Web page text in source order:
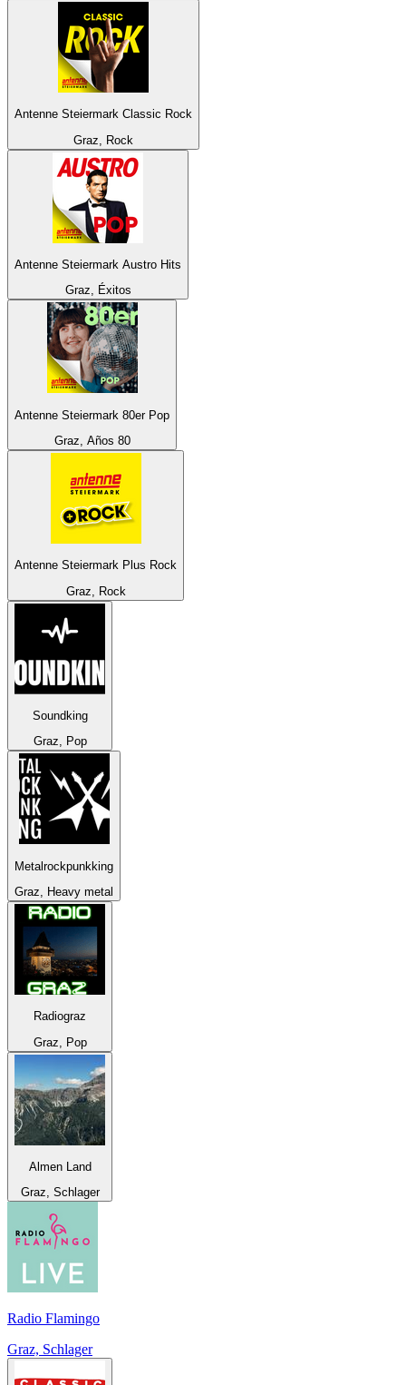
Antenne Steiermark Classic Rock
Graz, Rock
Antenne Steiermark Austro Hits
Graz, Éxitos
Antenne Steiermark 80er Pop
Graz, Años 80
Antenne Steiermark Plus Rock
Graz, Rock
Soundking
Graz, Pop
Metalrockpunkking
Graz, Heavy metal
Radiograz
Graz, Pop
Almen Land
Graz, Schlager
Radio Flamingo
Graz, Schlager